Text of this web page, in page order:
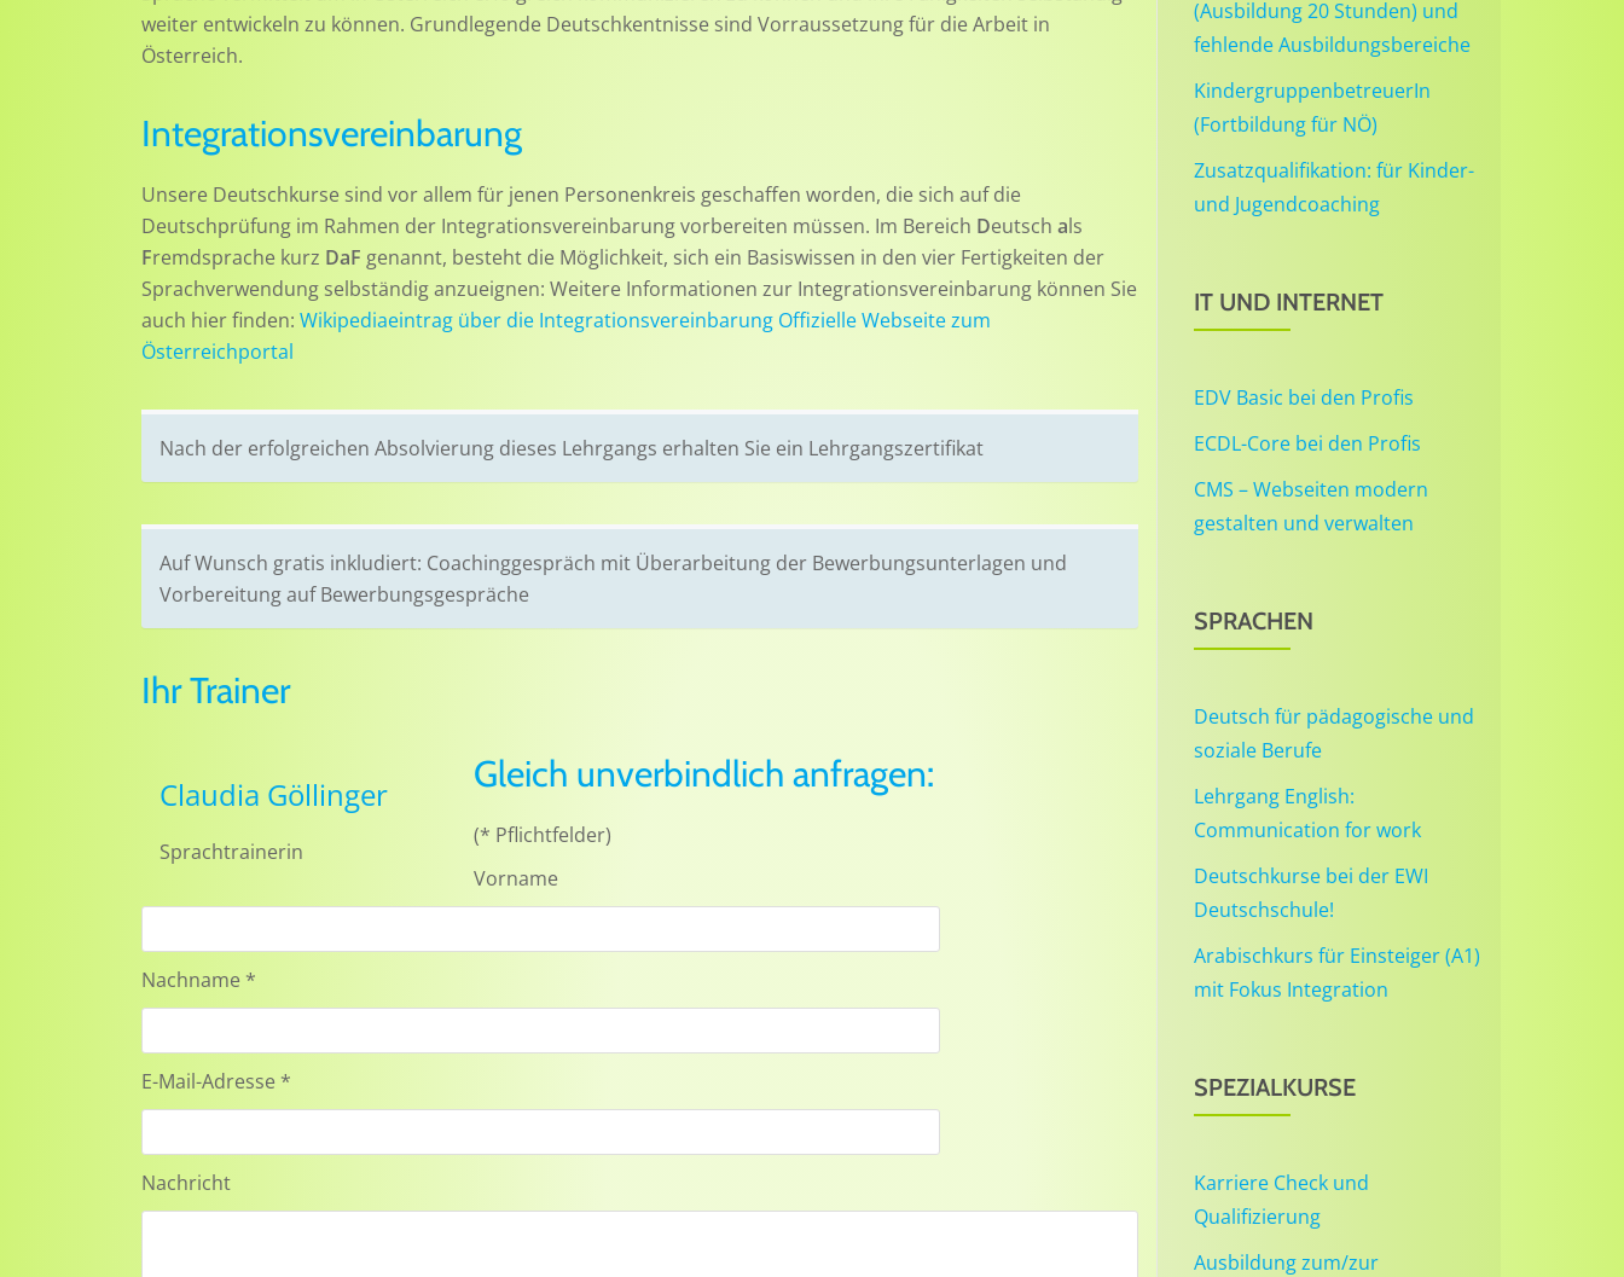
weiter entwickeln zu können. Grundlegende Deutschkentnisse sind Vorraussetzung für die Arbeit in
Österreich.
Integrationsvereinbarung
Unsere Deutschkurse sind vor allem für jenen Personenkreis geschaffen worden, die sich auf die
Deutschprüfung im Rahmen der Integrationsvereinbarung vorbereiten müssen. Im Bereich Deutsch als
Fremdsprache kurz DaF genannt, besteht die Möglichkeit, sich ein Basiswissen in den vier Fertigkeiten der
Sprachverwendung selbständig anzueignen: Weitere Informationen zur Integrationsvereinbarung können Sie
auch hier finden: Wikipediaeintrag über die Integrationsvereinbarung Offizielle Webseite zum
Österreichportal
Nach der erfolgreichen Absolvierung dieses Lehrgangs erhalten Sie ein Lehrgangszertifikat
Auf Wunsch gratis inkludiert: Coachinggespräch mit Überarbeitung der Bewerbungsunterlagen und
Vorbereitung auf Bewerbungsgespräche
Ihr Trainer
Claudia Göllinger
Sprachtrainerin
Gleich unverbindlich anfragen:
(* Pflichtfelder)
Vorname
Nachname *
E-Mail-Adresse *
Nachricht
(Ausbildung 20 Stunden) und
fehlende Ausbildungsbereiche
KindergruppenbetreuerIn
(Fortbildung für NÖ)
Zusatzqualifikation: für Kinder-
und Jugendcoaching
IT UND INTERNET
EDV Basic bei den Profis
ECDL-Core bei den Profis
CMS – Webseiten modern
gestalten und verwalten
SPRACHEN
Deutsch für pädagogische und
soziale Berufe
Lehrgang English:
Communication for work
Deutschkurse bei der EWI
Deutschschule!
Arabischkurs für Einsteiger (A1)
mit Fokus Integration
SPEZIALKURSE
Karriere Check und
Qualifizierung
Ausbildung zum/zur